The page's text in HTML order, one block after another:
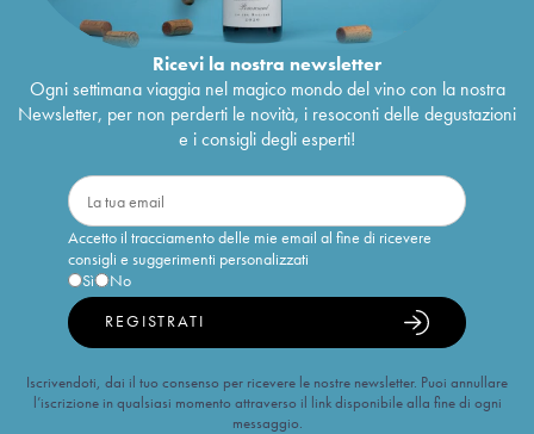
Ricevi la nostra newsletter
Ogni settimana viaggia nel magico mondo del vino con la nostra
Newsletter, per non perderti le novità, i resoconti delle degustazioni
e i consigli degli esperti!
Accetto il tracciamento delle mie email al fine di ricevere
consigli e suggerimenti personalizzati
Sì
No
REGISTRATI
Iscrivendoti, dai il tuo consenso per ricevere le nostre newsletter. Puoi annullare
l’iscrizione in qualsiasi momento attraverso il link disponibile alla fine di ogni
messaggio.